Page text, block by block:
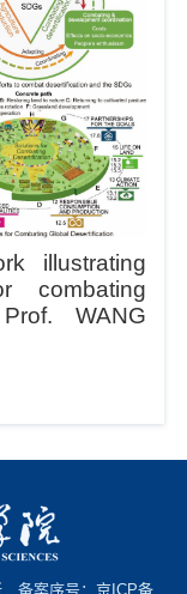
illustrating
combating
WANG
备案序号： 京ICP备